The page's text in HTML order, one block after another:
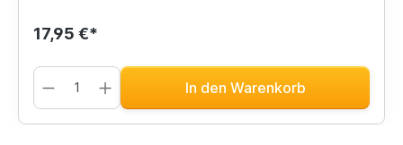
17,95 €*
In den Warenkorb